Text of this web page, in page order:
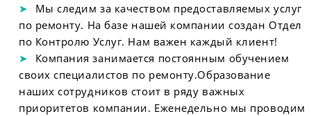
Мы следим за качеством предоставляемых услуг
по ремонту. На базе нашей компании создан Отдел
по Контролю Услуг. Нам важен каждый клиент!
Компания занимается постоянным обучением
своих специалистов по ремонту.Образование
наших сотрудников стоит в ряду важных
приоритетов компании. Еженедельно мы проводим